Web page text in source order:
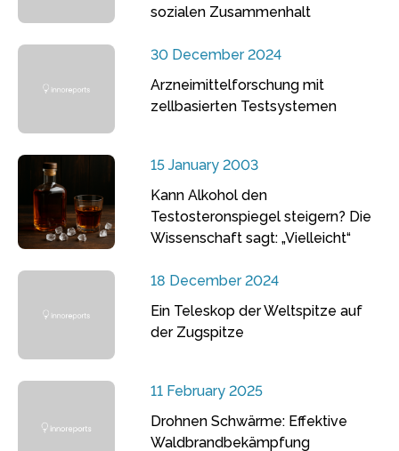
sozialen Zusammenhalt
30 December 2024
Arzneimittelforschung mit
zellbasierten Testsystemen
15 January 2003
Kann Alkohol den
Testosteronspiegel steigern? Die
Wissenschaft sagt: „Vielleicht“
18 December 2024
Ein Teleskop der Weltspitze auf
der Zugspitze
11 February 2025
Drohnen Schwärme: Effektive
Waldbrandbekämpfung